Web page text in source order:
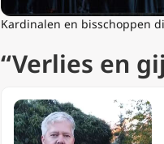
Kardinalen en bisschoppen
“Verlies en